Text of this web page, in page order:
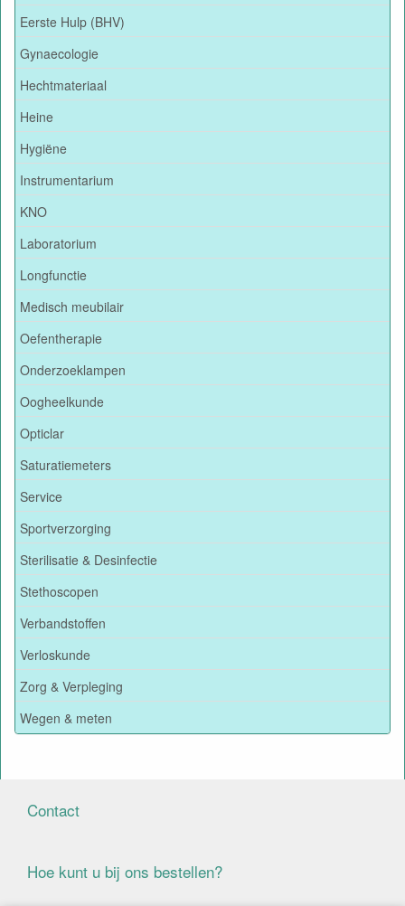
Eerste Hulp (BHV)
Gynaecologie
Hechtmateriaal
Heine
Hygiëne
Instrumentarium
KNO
Laboratorium
Longfunctie
Medisch meubilair
Oefentherapie
Onderzoeklampen
Oogheelkunde
Opticlar
Saturatiemeters
Service
Sportverzorging
Sterilisatie & Desinfectie
Stethoscopen
Verbandstoffen
Verloskunde
Zorg & Verpleging
Wegen & meten
Contact
Hoe kunt u bij ons bestellen?